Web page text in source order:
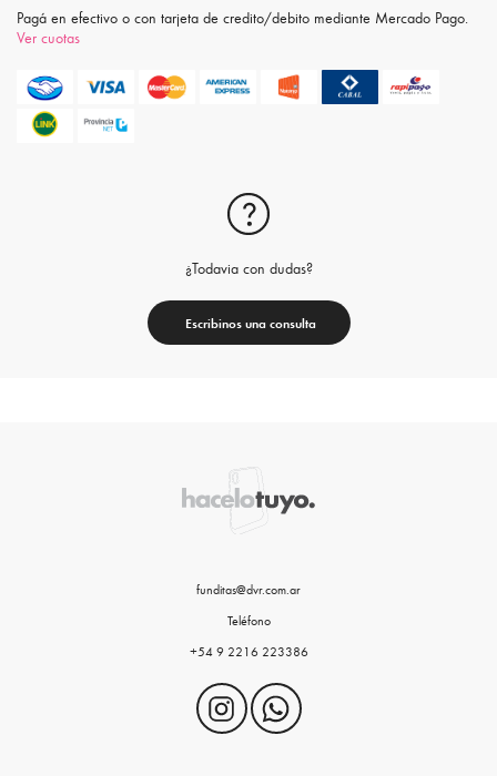
Pagá en efectivo o con tarjeta de credito/debito mediante Mercado Pago.
Ver cuotas
¿Todavia con dudas?
Escribinos una consulta
funditas@dvr.com.ar
Teléfono
+54 9 2216 223386